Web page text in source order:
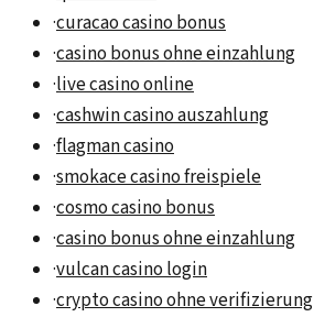
·curacao casino bonus
·casino bonus ohne einzahlung
·live casino online
·cashwin casino auszahlung
·flagman casino
·smokace casino freispiele
·cosmo casino bonus
·casino bonus ohne einzahlung
·vulcan casino login
·crypto casino ohne verifizierung